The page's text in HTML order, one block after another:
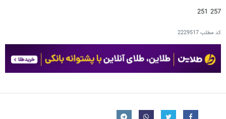
257 251
کد مطلب2229517